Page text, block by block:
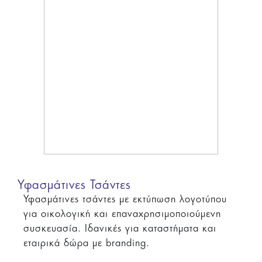
Υφασμάτινες Τσάντες
Υφασμάτινες τσάντες με εκτύπωση λογοτύπου
για οικολογική και επαναχρησιμοποιούμενη
συσκευασία. Ιδανικές για καταστήματα και
εταιρικά δώρα με branding.